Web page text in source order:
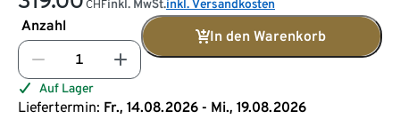
CHFinkl. MwSt.inkl. Versandkosten
Anzahl
In den Warenkorb
Auf Lager
Liefertermin: Fr., 14.08.2026 - Mi., 19.08.2026